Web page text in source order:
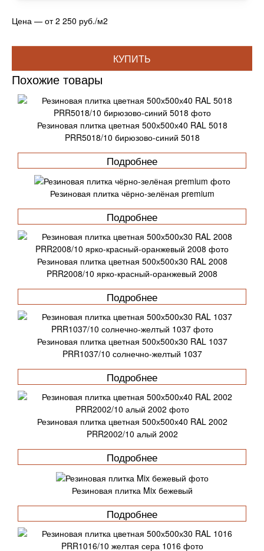
Цена — от 2 250 руб./м2
КУПИТЬ
Похожие товары
Резиновая плитка цветная 500х500х40 RAL 5018
PRR5018/10 бирюзово-синий 5018
Подробнее
Резиновая плитка чёрно-зелёная premium
Подробнее
Резиновая плитка цветная 500х500х30 RAL 2008
PRR2008/10 ярко-красный-оранжевый 2008
Подробнее
Резиновая плитка цветная 500х500х30 RAL 1037
PRR1037/10 солнечно-желтый 1037
Подробнее
Резиновая плитка цветная 500х500х40 RAL 2002
PRR2002/10 алый 2002
Подробнее
Резиновая плитка Mix бежевый
Подробнее